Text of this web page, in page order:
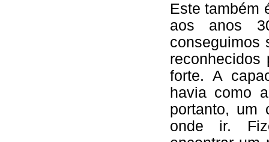
Este também
aos anos
conseguimos
forte. A
havia como
portanto, um
onde ir.